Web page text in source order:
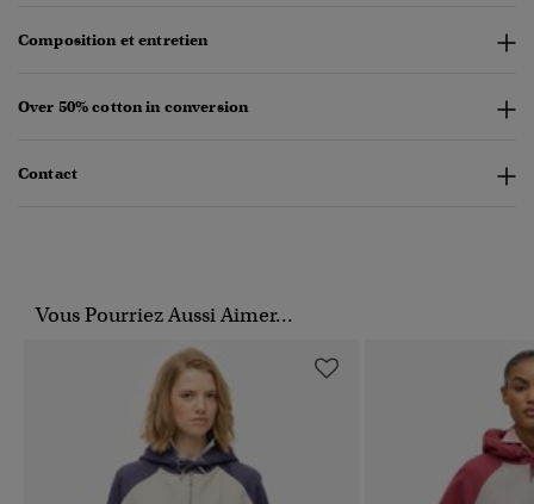
Composition et entretien
Over 50% cotton in conversion
Contact
Vous Pourriez Aussi Aimer...